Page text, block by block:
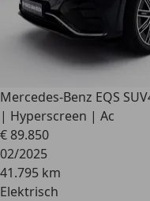
Mercedes-Benz EQS SUV
| Hyperscreen | Ac
€ 89.850
02/2025
41.795 km
Elektrisch